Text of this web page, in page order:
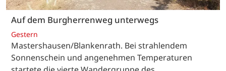
Auf dem Burgherrenweg unterwegs
Gestern
Mastershausen/Blankenrath. Bei strahlendem
Sonnenschein und angenehmen Temperaturen